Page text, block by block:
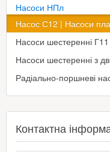
Насоси НПл
Насос С12 | Насоси
Насоси шестеренні Г11
Насоси шестеренні з
Радіально-поршневі
Контактна